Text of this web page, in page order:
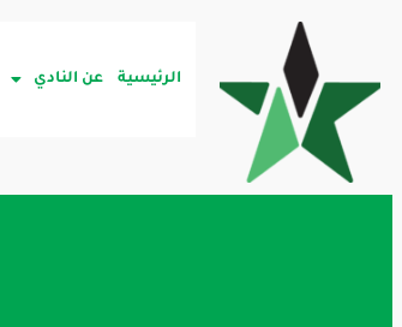
الرئيسية عن النادي